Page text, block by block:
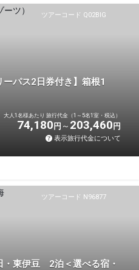
ツアーコード Q02BIG
パス2日券付き】箱根1
大人1名様あたり 旅行代金（1～5名1室・税込）
74,180 円 203,460 円
表示旅行代金について
ツアーコード N96877
東伊豆 2泊＜選べる宿・